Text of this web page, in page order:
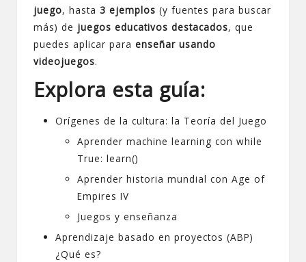
juego, hasta 3 ejemplos (y fuentes para buscar
más) de juegos educativos destacados, que
puedes aplicar para enseñar usando
videojuegos.
Explora esta guía:
Orígenes de la cultura: la Teoría del Juego
Aprender machine learning con while
True: learn()
Aprender historia mundial con Age of
Empires IV
Juegos y enseñanza
Aprendizaje basado en proyectos (ABP)
¿Qué es?